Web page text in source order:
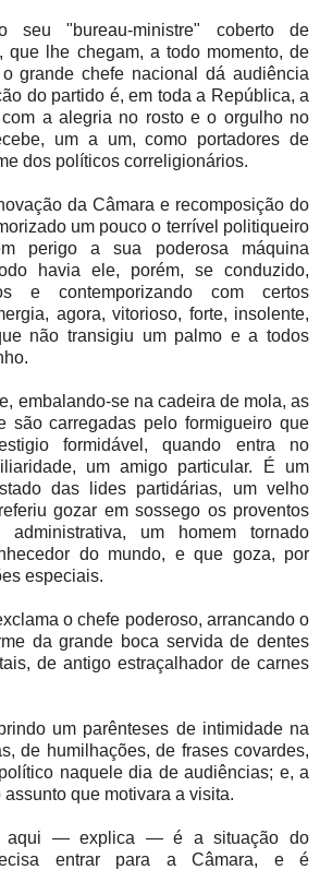
seu "bureau-ministre" coberto de
que lhe chegam, a todo momento, de
grande chefe nacional dá audiência
do partido é, em toda a República, a
a alegria no rosto e o orgulho no
um a um, como portadores de
dos políticos correligionários.
da Câmara e recomposição do
um pouco o terrível politiqueiro
perigo a sua poderosa máquina
havia ele, porém, se conduzido,
e contemporizando com certos
agora, vitorioso, forte, insolente,
não transigiu um palmo e a todos
embalando-se na cadeira de mola, as
são carregadas pelo formigueiro que
formidável, quando entra no
um amigo particular. É um
das lides partidárias, um velho
gozar em sossego os proventos
um homem tornado
do mundo, e que goza, por
especiais.
o chefe poderoso, arrancando o
da grande boca servida de dentes
de antigo estraçalhador de carnes
um parênteses de intimidade na
de humilhações, de frases covardes,
naquele dia de audiências; e, a
que motivara a visita.
— explica — é a situação do
entrar para a Câmara, e é